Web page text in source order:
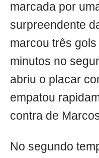
marcada por
surpreendente
marcou três
minutos no
abriu o placar
empatou
contra de
No segundo